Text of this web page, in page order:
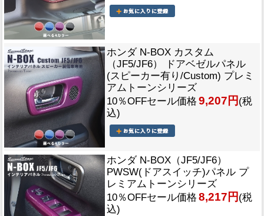
ホンダ N-BOX カスタム
（JF5/JF6） ドアベゼルパネル
(スピーカー有り/Custom) プレミ
アムトーンシリーズ
10％OFFセール価格 9,207円 (税
込)
ホンダ N-BOX（JF5/JF6）
PWSW(ドアスイッチ)パネル プ
レミアムトーンシリーズ
10％OFFセール価格 8,217円 (税
込)